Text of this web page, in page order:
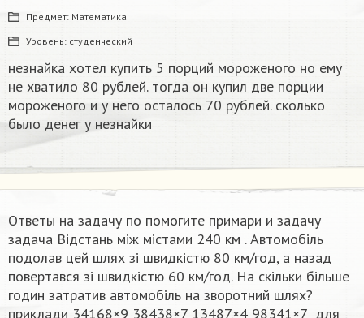
Предмет: Математика
Уровень: студенческий
незнайка хотел купить 5 порций мороженого но ему
не хватило 80 рублей. тогда он купил две порции
мороженого и у него осталось 70 рублей. сколько
было денег у незнайки
Ответы на задачу по помогите примари и задачу
задача Відстань між містами 240 км . Автомобіль
подолав цей шлях зі швидкістю 80 км/год, а назад
повертався зі швидкістю 60 км/год. На скільки більше
годин затратив автомобіль на зворотний шлях?
приклади 34168×9 38438×7 13487×4 98341×7 ​ для